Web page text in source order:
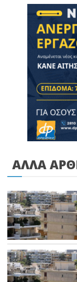
ΑΛΛΑ